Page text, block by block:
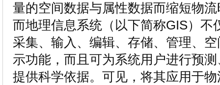
量的空间数据与属性数据而缩短物
而地理信息系统（以下简称GIS）不
采集、输入、编辑、存储、管理、
示功能，而且可为系统用户进行预
提供科学依据。可见，将其应用于